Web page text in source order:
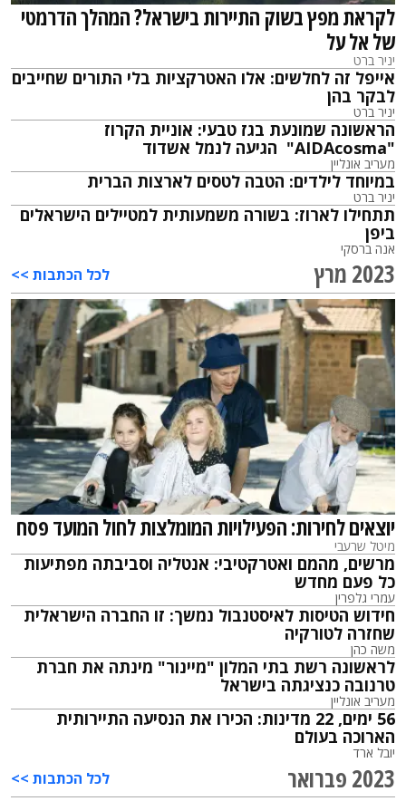
לקראת מפץ בשוק התיירות בישראל? המהלך הדרמטי
של אל על
יניר ברט
אייפל זה לחלשים: אלו האטרקציות בלי התורים שחייבים
לבקר בהן
יניר ברט
הראשונה שמונעת בגז טבעי: אוניית הקרוז
"AIDAcosma" הגיעה לנמל אשדוד
מעריב אונליין
במיוחד לילדים: הטבה לטסים לארצות הברית
יניר ברט
תתחילו לארוז: בשורה משמעותית למטיילים הישראלים
ביפן
אנה ברסקי
2023 מרץ לכל הכתבות >>
יוצאים לחירות: הפעילויות המומלצות לחול המועד פסח
מיטל שרעבי
מרשים, מהמם ואטרקטיבי: אנטליה וסביבתה מפתיעות
כל פעם מחדש
עמרי גלפרין
חידוש הטיסות לאיסטנבול נמשך: זו החברה הישראלית
שחזרה לטורקיה
משה כהן
לראשונה רשת בתי המלון "מיינור" מינתה את חברת
טרנובה כנציגתה בישראל
מעריב אונליין
56 ימים, 22 מדינות: הכירו את הנסיעה התיירותית
הארוכה בעולם
יובל ארד
2023 פברואר לכל הכתבות >>